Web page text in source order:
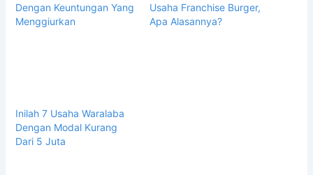
Dengan Keuntungan Yang
Menggiurkan
Usaha Franchise Burger,
Apa Alasannya?
Inilah 7 Usaha Waralaba
Dengan Modal Kurang
Dari 5 Juta